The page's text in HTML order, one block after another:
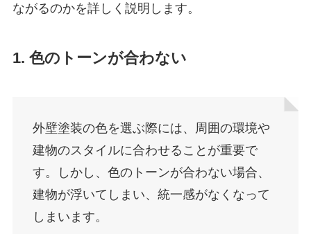
ながるのかを詳しく説明します。
1. 色のトーンが合わない
外壁塗装の色を選ぶ際には、周囲の環境や
建物のスタイルに合わせることが重要で
す。しかし、色のトーンが合わない場合、
建物が浮いてしまい、統一感がなくなって
しまいます。